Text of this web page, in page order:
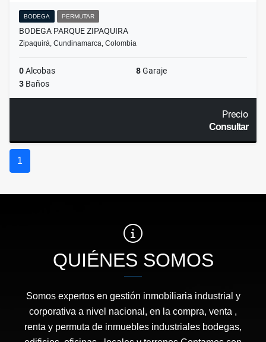
BODEGA PERMUTAR
BODEGA PARQUE ZIPAQUIRA
Zipaquirá, Cundinamarca, Colombia
0Alcobas 8Garaje
3 Baños
Precio
Consultar
1
QUIÉNES SOMOS
Somos expertos en gestión inmobiliaria industrial y
corporativa a nivel nacional, en la compra, venta ,
renta y permuta de inmuebles industriales bodegas,